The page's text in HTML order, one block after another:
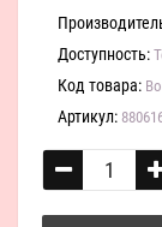
Доступность:
Код товара:
Артикул: